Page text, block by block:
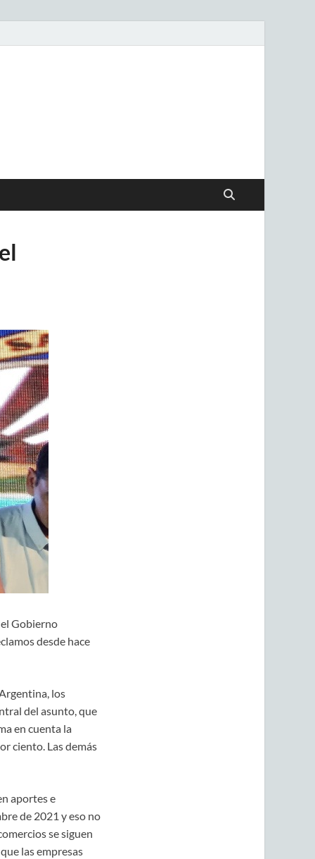
Gobierno
desde hace
los
del asunto, que
en cuenta la
ciento. Las demás
aportes e
de 2021 y eso no
se siguen
las empresas